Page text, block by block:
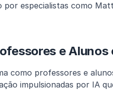
por especialistas como
e Alunos
como professores e
impulsionadas por IA